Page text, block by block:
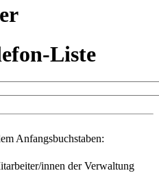
Liste
Anfangsbuchstaben:
innen der Verwaltung